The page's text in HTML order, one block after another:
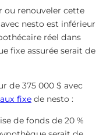
ou renouveler cette
nesto est inférieur
réel dans
fixe assurée serait de
de 375 000 $ avec
fixe de nesto :
de fonds de 20 %